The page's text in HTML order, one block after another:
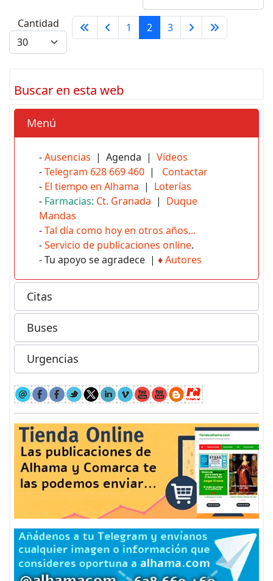
Cantidad 1 2 3
Buscar en esta web
Menú
-Ausencias | Agenda | Vídeos
-Telegram 628 669 460 | Contactar
- El tiempo en Alhama | Loterías
- Farmacias: Ct. Granada | Duque
Mandas
-Tal día como hoy en otros años...
-Servicio de publicaciones online.
- Tu apoyo se agradece | ♦Autores
Citas
Buses
Urgencias